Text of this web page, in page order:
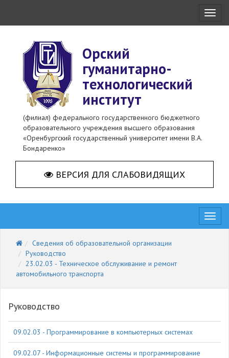
Орский
гуманитарно-
технологический
институт
(филиал) федерального государственного бюджетного
образовательного учреждения высшего образования
«Оренбургский государственный университет имени В.А.
Бондаренко»
ВЕРСИЯ ДЛЯ СЛАБОВИДЯЩИХ
Сведения об образовательной организации
Руководство
23.02.03 - Техническое обслуживание и ремонт
автомобильного транспорта
Руководство
09.02.03 - Программирование в компьютерных системах
09.02.07 - Информационные системы и программирование